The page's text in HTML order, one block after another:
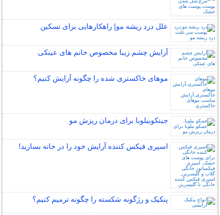
علل درد ریشه مو| راهکارهایی برای تسکین
آرایش چشم زیبا مخصوص خانم های عینکی
موهای خاکستری شده را چگونه آرایش کنیم؟
جینکوبیلوبا برای درمان ریزش مو
اسپری فیکس کننده آرایش خود را در خانه بسازید!
پنکیک و رژگونه شکسته را چگونه ترمیم کنیم؟